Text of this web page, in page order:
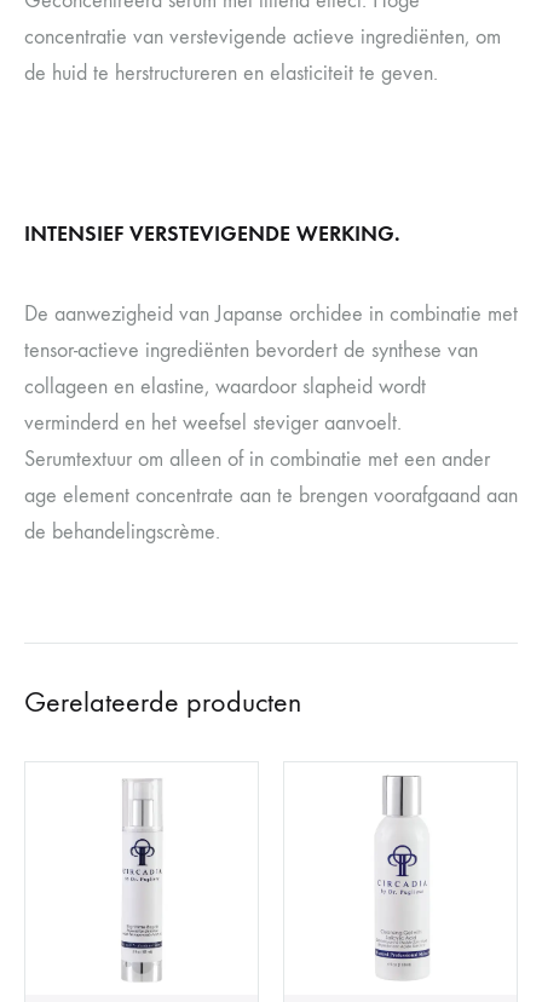
concentratie van verstevigende actieve ingrediënten, om
de huid te herstructureren en elasticiteit te geven.
INTENSIEF VERSTEVIGENDE WERKING.
De aanwezigheid van Japanse orchidee in combinatie met
tensor-actieve ingrediënten bevordert de synthese van
collageen en elastine, waardoor slapheid wordt
verminderd en het weefsel steviger aanvoelt.
Serumtextuur om alleen of in combinatie met een ander
age element concentrate aan te brengen voorafgaand aan
de behandelingscrème.
Gerelateerde producten